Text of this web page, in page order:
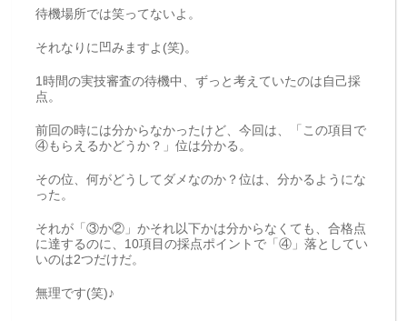
待機場所では笑ってないよ。
それなりに凹みますよ(笑)。
1時間の実技審査の待機中、ずっと考えていたのは自己採
点。
前回の時には分からなかったけど、今回は、「この項目で
④もらえるかどうか？」位は分かる。
その位、何がどうしてダメなのか？位は、分かるようにな
った。
それが「③か②」かそれ以下かは分からなくても、合格点
に達するのに、10項目の採点ポイントで「④」落としてい
いのは2つだけだ。
無理です(笑)♪